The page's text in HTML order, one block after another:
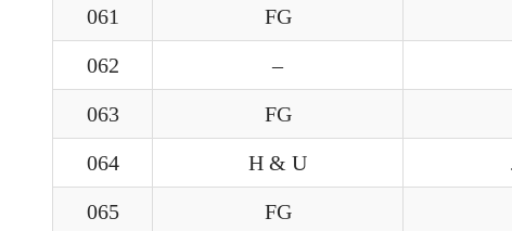
061 FG
062 –
063 FG
064 H & U
065 FG